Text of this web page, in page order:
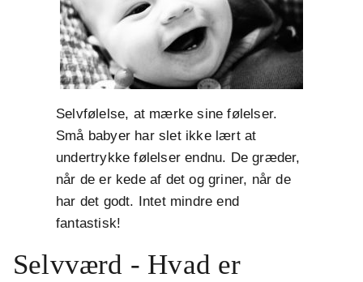
Selvfølelse, at mærke sine følelser.
Små babyer har slet ikke lært at
undertrykke følelser endnu. De græder,
når de er kede af det og griner, når de
har det godt. Intet mindre end
fantastisk!
Selvværd - Hvad er